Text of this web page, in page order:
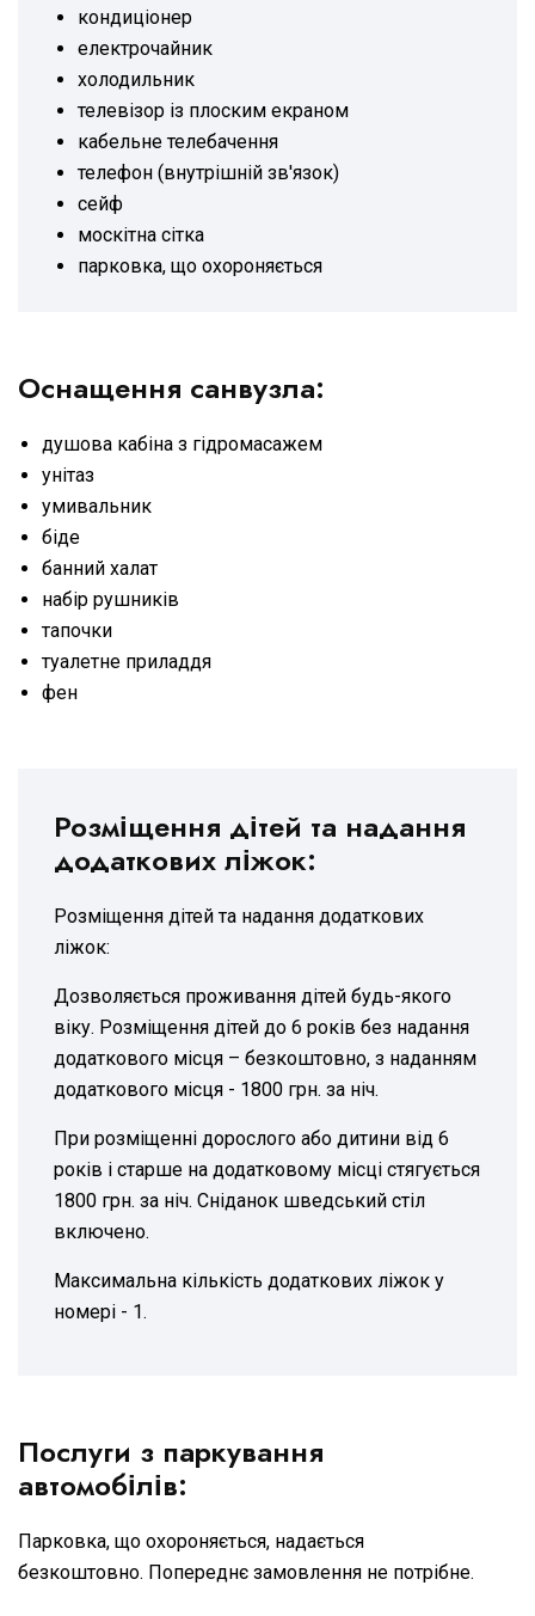
кондиціонер
електрочайник
холодильник
телевізор із плоским екраном
кабельне телебачення
телефон (внутрішній зв'язок)
сейф
москітна сітка
парковка, що охороняється
Оснащення санвузла:
душова кабіна з гідромасажем
унітаз
умивальник
біде
банний халат
набір рушників
тапочки
туалетне приладдя
фен
Розміщення дітей та надання
додаткових ліжок:
Розміщення дітей та надання додаткових
ліжок:
Дозволяється проживання дітей будь-якого
віку. Розміщення дітей до 6 років без надання
додаткового місця – безкоштовно, з наданням
додаткового місця - 1800 грн. за ніч.
При розміщенні дорослого або дитини від 6
років і старше на додатковому місці стягується
1800 грн. за ніч. Сніданок шведський стіл
включено.
Максимальна кількість додаткових ліжок у
номері - 1.
Послуги з паркування
автомобілів:
Парковка, що охороняється, надається
безкоштовно. Попереднє замовлення не потрібне.